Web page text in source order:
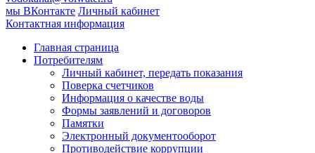
мы ВКонтакте Личный кабинет
Контактная информация
Главная страница
Потребителям
Личный кабинет, передать показания
Поверка счетчиков
Информация о качестве воды
Формы заявлений и договоров
Памятки
Электронный документооборот
Противодействие коррупции